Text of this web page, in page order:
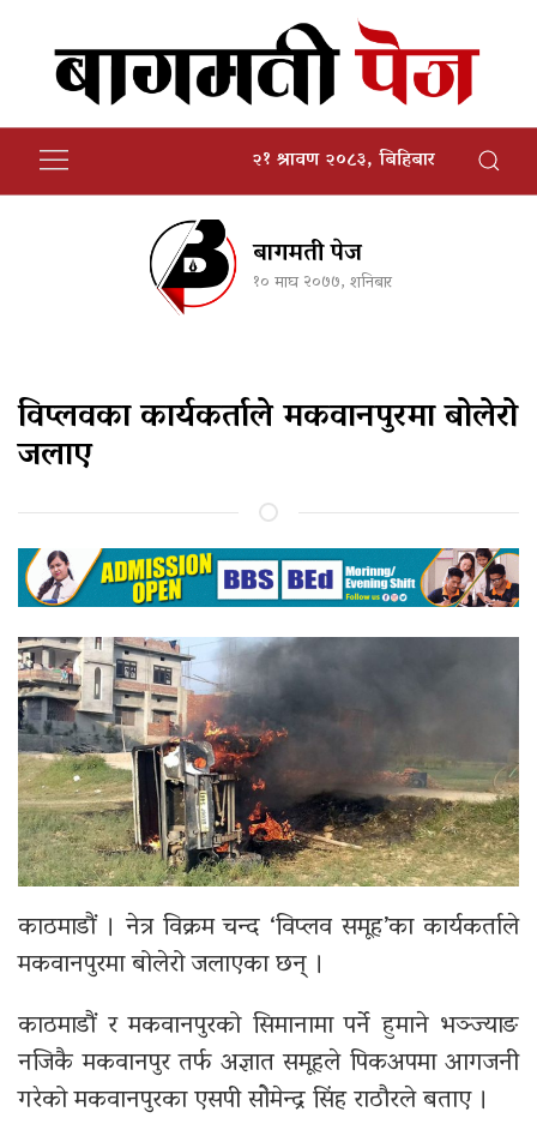
२१ श्रावण २०८३, बिहिबार
बागमती पेज
१० माघ २०७७, शनिबार
विप्लवका कार्यकर्ताले मकवानपुरमा बोलेरो
जलाए
काठमाडौं । नेत्र विक्रम चन्द ‘विप्लव समूह’का कार्यकर्ताले
मकवानपुरमा बोलेरो जलाएका छन् ।
काठमाडौं र मकवानपुरको सिमानामा पर्ने हुमाने भञ्ज्याङ
नजिकै मकवानपुर तर्फ अज्ञात समूहले पिकअपमा आगजनी
गरेको मकवानपुरका एसपी सोेमेन्द्र सिंह राठौरले बताए ।